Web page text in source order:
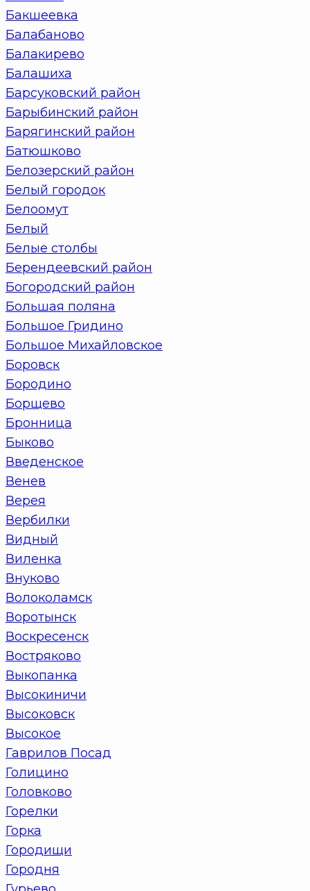
Бакшеевка
Балабаново
Балакирево
Балашиха
Барсуковский район
Барыбинский район
Барягинский район
Батюшково
Белозерский район
Белый городок
Белоомут
Белый
Белые столбы
Берендеевский район
Богородский район
Большая поляна
Большое Гридино
Большое Михайловское
Боровск
Бородино
Борщево
Бронница
Быково
Введенское
Венев
Верея
Вербилки
Видный
Виленка
Внуково
Волоколамск
Воротынск
Воскресенск
Востряково
Выкопанка
Высокиничи
Высоковск
Высокое
Гаврилов Посад
Голицино
Головково
Горелки
Горка
Городищи
Городня